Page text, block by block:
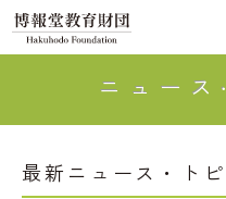
ニュース
最新ニュース・ト